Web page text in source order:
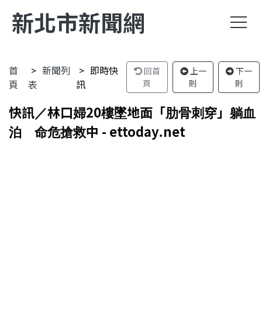
新北市新聞網
首
頁
新聞列
表
即時快
訊
回首
頁
上一
則
下一
則
快訊／林口婦20樓墜地面「肋骨刺穿」躺血
泊 命危搶救中 - ettoday.net